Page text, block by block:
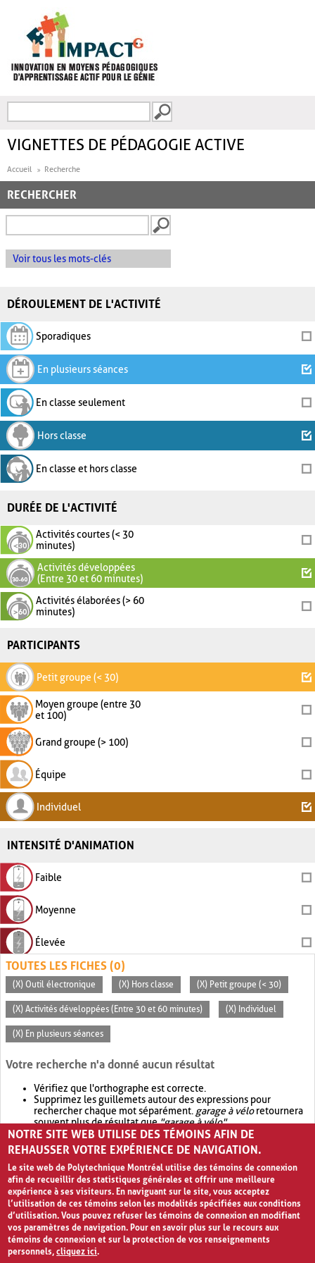
FORMULAIRE DE
VIGNETTES DE PÉDAGOGIE ACTIVE
Accueil Recherche
RECHERCHER
Voir tous les mots-clés
DÉROULEMENT DE L'ACTIVITÉ
Sporadiques
En plusieurs séances
En classe seulement
Hors classe
En classe et hors classe
DURÉE DE L'ACTIVITÉ
Activités courtes (< 30
minutes)
Activités développées
(Entre 30 et 60 minutes)
Activités élaborées (> 60
minutes)
PARTICIPANTS
Petit groupe (< 30)
Moyen groupe (entre 30
et 100)
Grand groupe (> 100)
Équipe
Individuel
INTENSITÉ D'ANIMATION
Faible
Moyenne
Élevée
TOUTES LES FICHES (0)
(X) Outil électronique (X) Hors classe (X) Petit groupe (< 30)
(X) Activités développées (Entre 30 et 60 minutes) (X) Individuel
(X) En plusieurs séances
Votre recherche n'a donné aucun résultat
Vérifiez que l'orthographe est correcte.
Supprimez les guillemets autour des expressions pour
rechercher chaque mot séparément. garage à véloretournera
souvent plus de résultat que"garage à vélo".
Envisagez d'élargir votre recherche avec OR.garage OR vélo
retournera souvent plus de résultat quegarage à vélo
NOTRE SITE WEB UTILISE DES TÉMOINS AFIN DE
REHAUSSER VOTRE EXPÉRIENCE DE NAVIGATION.
Le site web de Polytechnique Montréal utilise des témoins de connexion
afin de recueillir des statistiques générales et offrir une meilleure
expérience à ses visiteurs. En naviguant sur le site, vous acceptez
l’utilisation de ces témoins selon les modalités spécifiées aux conditions
d’utilisation. Vous pouvez refuser les témoins de connexion en modifiant
vos paramètres de navigation. Pour en savoir plus sur le recours aux
témoins de connexion et sur la protection de vos renseignements
personnels,cliquez ici.